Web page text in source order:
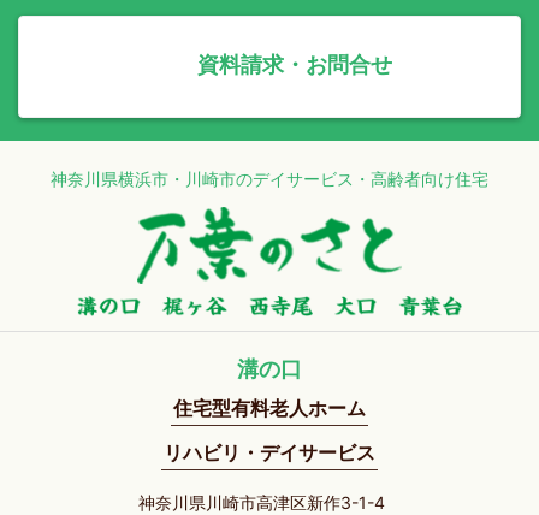
資料請求・お問合せ
神奈川県横浜市・川崎市のデイサービス・高齢者向け住宅
溝の口
住宅型有料老人ホーム
リハビリ・デイサービス
神奈川県川崎市高津区新作3-1-4